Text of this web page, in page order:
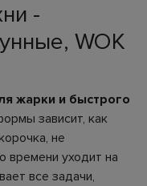
-
WOK
жарки и быстрого
зависит, как
не
времени уходит на
все задачи,